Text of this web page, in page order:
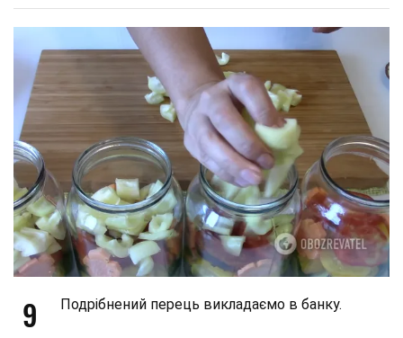
9 Подрібнений перець викладаємо в банку.